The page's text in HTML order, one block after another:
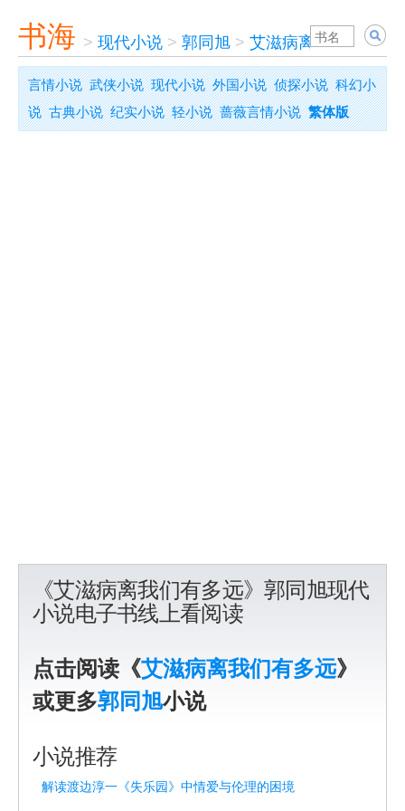
书海 > 现代小说 > 郭同旭 > 艾滋病离我们有多远
言情小说 武侠小说 现代小说 外国小说 侦探小说 科幻小
说 古典小说 纪实小说 轻小说 蔷薇言情小说 繁体版
《艾滋病离我们有多远》郭同旭现代
小说电子书线上看阅读
点击阅读《艾滋病离我们有多远》
或更多郭同旭小说
小说推荐
解读渡边淳一《失乐园》中情爱与伦理的困境